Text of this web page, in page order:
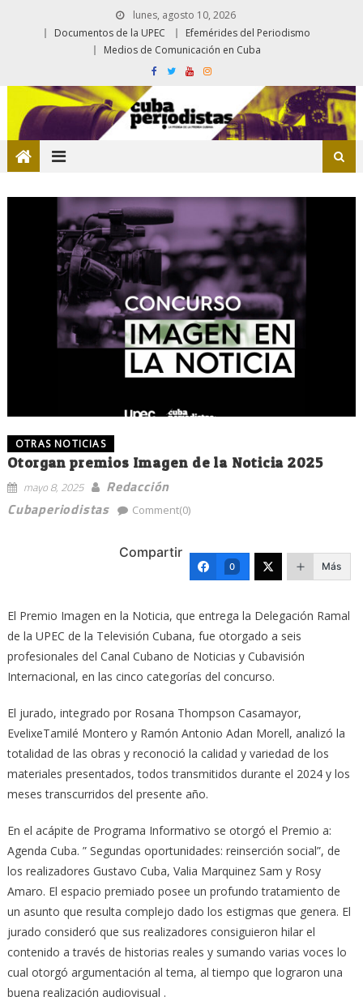
lunes, agosto 10, 2026
Documentos de la UPEC
Efemérides del Periodismo
Medios de Comunicación en Cuba
OTRAS NOTICIAS
Otorgan premios Imagen de la Noticia 2025
mayo 8, 2025
Redacción
Cubaperiodistas
Comment(0)
Compartir
0 Más
El Premio Imagen en la Noticia, que entrega la Delegación Ramal
de la UPEC de la Televisión Cubana, fue otorgado a seis
profesionales del Canal Cubano de Noticias y Cubavisión
Internacional, en las cinco categorías del concurso.
El jurado, integrado por Rosana Thompson Casamayor,
EvelixeTamilé Montero y Ramón Antonio Adan Morell, analizó la
totalidad de las obras y reconoció la calidad y variedad de los
materiales presentados, todos transmitidos durante el 2024 y los
meses transcurridos del presente año.
En el acápite de Programa Informativo se otorgó el Premio a:
Agenda Cuba. ” Segundas oportunidades: reinserción social”, de
los realizadores Gustavo Cuba, Valia Marquinez Sam y Rosy
Amaro. El espacio premiado posee un profundo tratamiento de
un asunto que resulta complejo dado los estigmas que genera. El
jurado consideró que sus realizadores consiguieron hilar el
contenido a través de historias reales y sumando varias voces lo
cual otorgó argumentación al tema, al tiempo que lograron una
buena realización audiovisual .